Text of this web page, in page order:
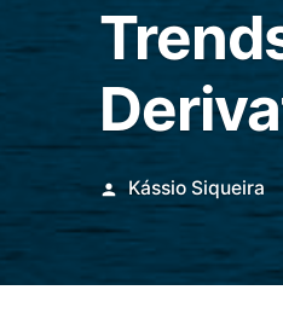
Publicado
Kássio Siqueira